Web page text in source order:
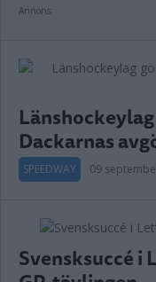
Annons:
Dackarnas
SPEEDWAY 09
Svensksuccé i